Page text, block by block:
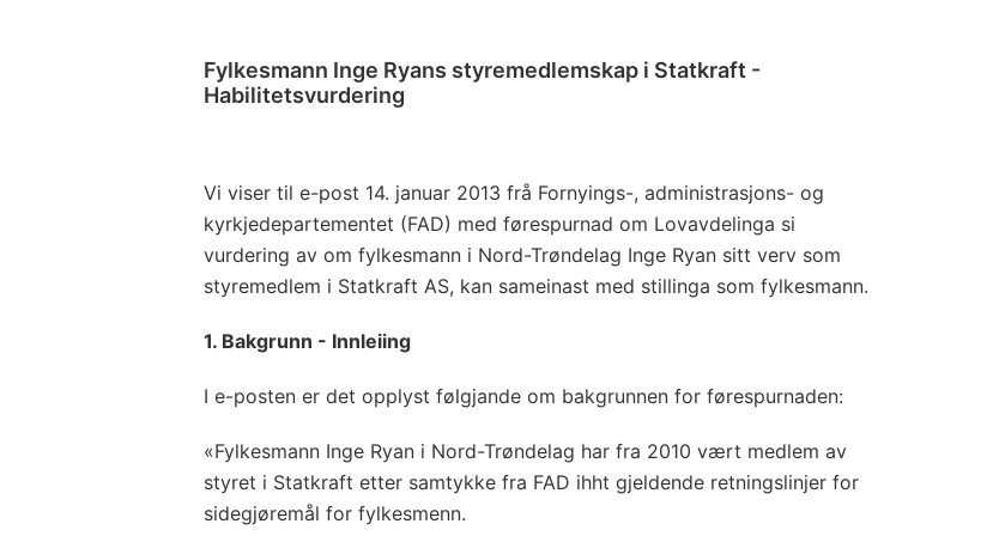
Fylkesmann Inge Ryans styremedlemskap i Statkraft -
Habilitetsvurdering
Vi viser til e-post 14. januar 2013 frå Fornyings-, administrasjons- og
kyrkjedepartementet (FAD) med førespurnad om Lovavdelinga si
vurdering av om fylkesmann i Nord-Trøndelag Inge Ryan sitt verv som
styremedlem i Statkraft AS, kan sameinast med stillinga som fylkesmann.
1. Bakgrunn - Innleiing
I e-posten er det opplyst følgjande om bakgrunnen for førespurnaden:
«Fylkesmann Inge Ryan i Nord-Trøndelag har fra 2010 vært medlem av
styret i Statkraft etter samtykke fra FAD ihht gjeldende retningslinjer for
sidegjøremål for fylkesmenn.